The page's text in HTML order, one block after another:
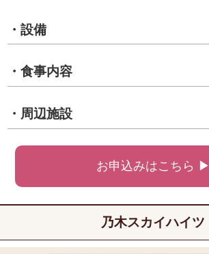
・設備
・食事内容
・周辺施設
お申込みはこちら ▶
乃木スカイハイツ